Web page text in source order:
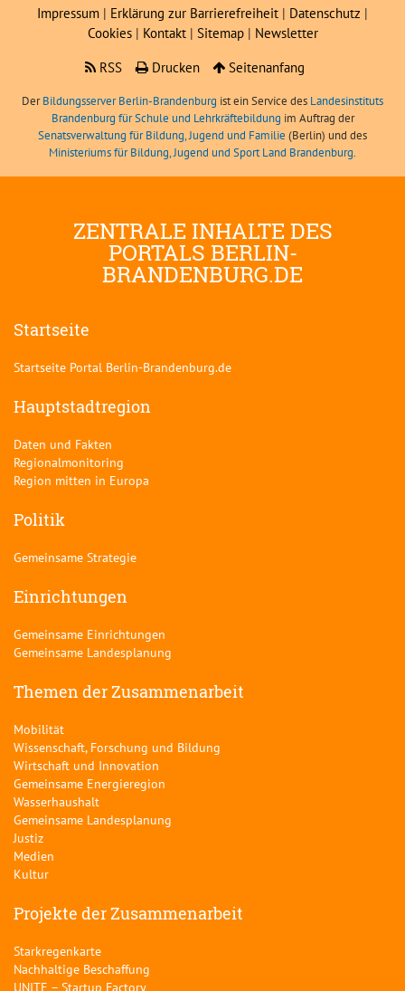
Impressum | Erklärung zur Barrierefreiheit | Datenschutz |
Cookies| Kontakt | Sitemap| Newsletter
RSS
Drucken Seitenanfang
DerBildungsserver Berlin-Brandenburg ist ein Service des Landesinstituts
Brandenburg für Schule und Lehrkräftebildung im Auftrag der
Senatsverwaltung für Bildung, Jugend und Familie (Berlin) und des
Ministeriums für Bildung, Jugend und Sport Land Brandenburg.
ZENTRALE INHALTE DES
PORTALS BERLIN-
BRANDENBURG.DE
Startseite
Startseite Portal Berlin-Brandenburg.de
Hauptstadtregion
Daten und Fakten
Regionalmonitoring
Region mitten in Europa
Politik
Gemeinsame Strategie
Einrichtungen
Gemeinsame Einrichtungen
Gemeinsame Landesplanung
Themen der Zusammenarbeit
Mobilität
Wissenschaft, Forschung und Bildung
Wirtschaft und Innovation
Gemeinsame Energieregion
Wasserhaushalt
Gemeinsame Landesplanung
Justiz
Medien
Kultur
Projekte der Zusammenarbeit
Starkregenkarte
Nachhaltige Beschaffung
UNITE – Startup Factory